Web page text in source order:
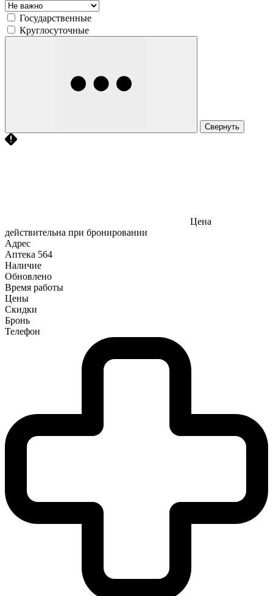
Государственные
Круглосуточные
Свернуть
Цена
действительна при бронировании
Адрес
Аптека 564
Наличие
Обновлено
Время работы
Цены
Скидки
Бронь
Телефон